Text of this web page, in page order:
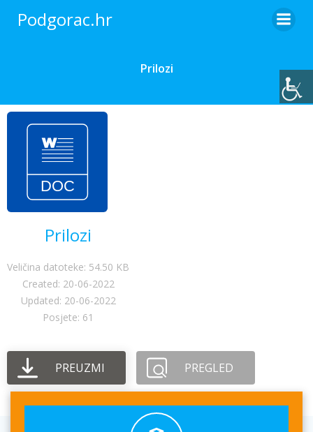
Podgorac.hr
Prilozi
Prilozi
Veličina datoteke: 54.50 KB
Created: 20-06-2022
Updated: 20-06-2022
Posjete: 61
PREUZMI PREGLED